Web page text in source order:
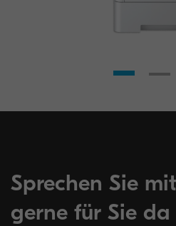
Sprechen Sie
gerne für Sie da